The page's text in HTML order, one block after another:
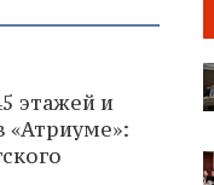
этажей и
«Атриуме»: